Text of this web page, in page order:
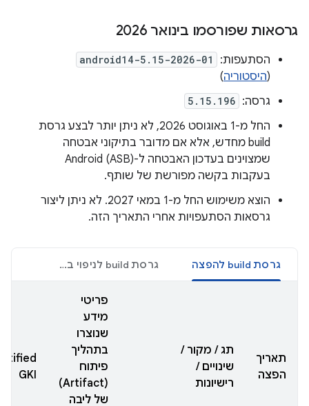
גרסאות שפורסמו בינואר 2026
הסתעפות: android14-5.15-2026-01
(היסטוריה)
גרסה: 5.15.196
החל מ-1 באוגוסט 2026, לא ניתן יותר לבצע גרסת
build מחדש, אלא אם מדובר בתיקוני אבטחה
שמצוינים בעדכון האבטחה ל-Android (ASB)
בעקבות בקשה מפורשת של שותף.
הוצא משימוש החל מ-1 במאי 2027. לא ניתן ליצור
גרסאות הסתעפויות אחרי התאריך הזה.
גרסת build להפצה גרסת build לניפוי באגים
תאריך
הפצה
תג / מקור /
שינויים /
רישיונות
פריטי
מידע
שנוצרו
בתהליך
פיתוח
(Artifact)
של ליבה
GKI